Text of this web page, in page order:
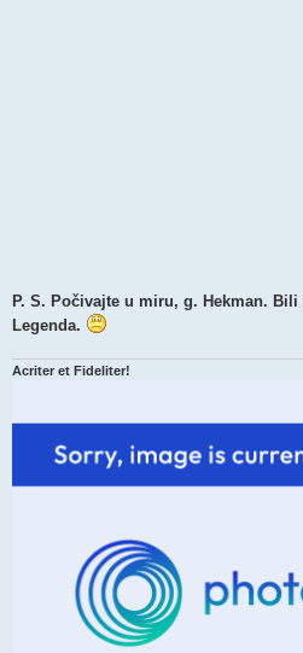
P. S. Počivajte u miru, g. Hekman.
Legenda.
Acriter et Fideliter!